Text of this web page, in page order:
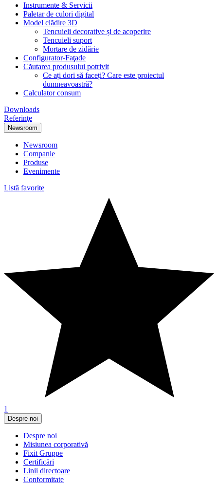
Instrumente & Servicii
Paletar de culori digital
Model clădire 3D
Tencuieli decorative și de acoperire
Tencuieli suport
Mortare de zidărie
Configurator-Faţade
Căutarea produsului potrivit
Ce ați dori să faceți? Care este proiectul
dumneavoastră?
Calculator consum
Downloads
Referinţe
Newsroom
Newsroom
Companie
Produse
Evenimente
Listă favorite
1
Despre noi
Despre noi
Misiunea corporativă
Fixit Gruppe
Certificări
Linii directoare
Conformitate